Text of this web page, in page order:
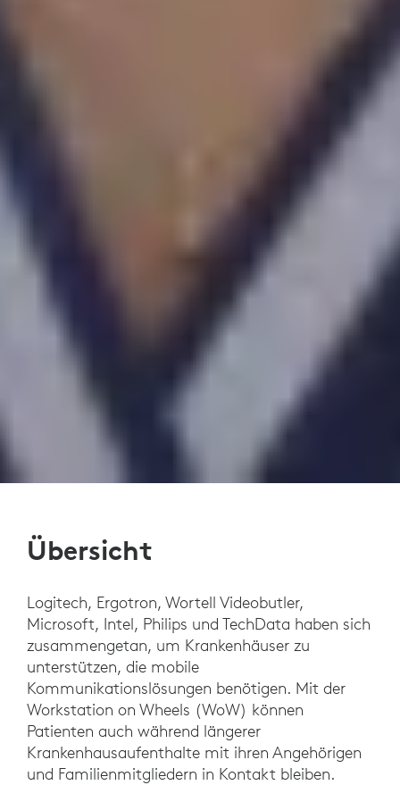
Übersicht
Logitech, Ergotron, Wortell Videobutler,
Microsoft, Intel, Philips und TechData haben sich
zusammengetan, um Krankenhäuser zu
unterstützen, die mobile
Kommunikationslösungen benötigen. Mit der
Workstation on Wheels (WoW) können
Patienten auch während längerer
Krankenhausaufenthalte mit ihren Angehörigen
und Familienmitgliedern in Kontakt bleiben.